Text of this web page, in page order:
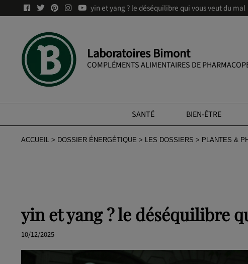
yin et yang ? le déséquilibre qui vous veut du mal
Laboratoires Bimont
COMPLÉMENTS ALIMENTAIRES DE
SANTÉ BIEN-ÊTRE
ACCUEIL DOSSIER ÉNERGÉTIQUE LES DOSSIERS PLANTES &
yin et yang ? le déséquilibre
10/12/2025